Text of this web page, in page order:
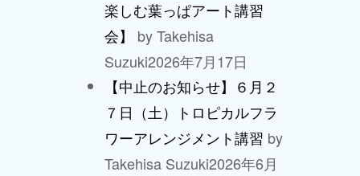
楽しむ葉っぱアート講習
会】
by Takehisa
Suzuki2026年7月17日
【中止のお知らせ】６月２
７日（土）トロピカルフラ
ワーアレンジメント講習 by
Takehisa Suzuki2026年6月